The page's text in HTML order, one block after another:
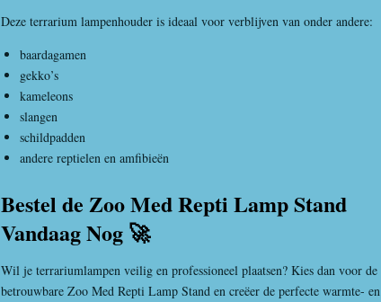
Deze terrarium lampenhouder is ideaal voor verblijven van onder andere:
baardagamen
gekko’s
kameleons
slangen
schildpadden
andere reptielen en amfibieën
Bestel de Zoo Med Repti Lamp Stand
Vandaag Nog 🚀
Wil je terrariumlampen veilig en professioneel plaatsen? Kies dan voor de
betrouwbare Zoo Med Repti Lamp Stand en creëer de perfecte warmte- en